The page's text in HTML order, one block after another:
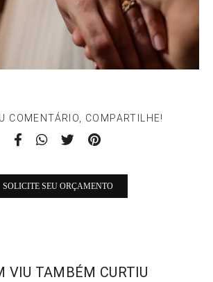
COMENTÁRIO, COMPARTILHE!
SOLICITE SEU ORÇAMENTO
VIU TAMBÉM CURTIU